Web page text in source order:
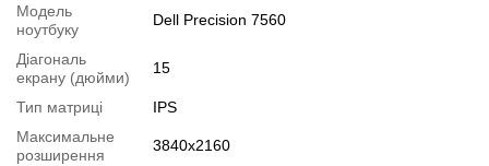
Графіка:
дискретна nVidia RTX A4000, 8 GB GDDR6, 256-bit
Веб-камера:
Порти:2x USB 3.0, 2x USB Type-C, 1x Audio Port Combo, 1x
LAN (RJ-45), 1x HDMI, 1x mDP, 1x Card Reader (SD), 1x Smart
Card Reader (SC)
навантаження
Модель
ноутбуку
Dell Precision 7560
Діагональ
екрану (дюйми)
15
Тип матриці
IPS
Максимальне
розширення
3840x2160